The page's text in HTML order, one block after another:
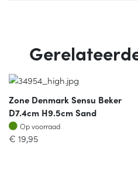
Zone Denmark Sensu Beker
D7.4cm H9.5cm Sand
Op voorraad
Op voorraad
€ 19,95